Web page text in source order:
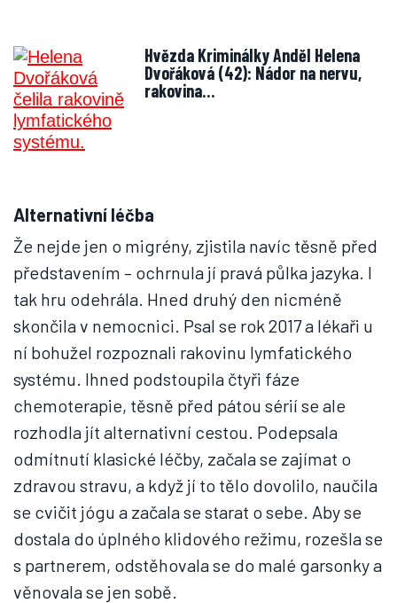
Hvězda Kriminálky Anděl Helena
Dvořáková (42): Nádor na nervu,
rakovina…
Alternativní léčba
Že nejde jen o migrény, zjistila navíc těsně před
představením – ochrnula jí pravá půlka jazyka. I
tak hru odehrála. Hned druhý den nicméně
skončila v nemocnici. Psal se rok 2017 a lékaři u
ní bohužel rozpoznali rakovinu lymfatického
systému. Ihned podstoupila čtyři fáze
chemoterapie, těsně před pátou sérií se ale
rozhodla jít alternativní cestou. Podepsala
odmítnutí klasické léčby, začala se zajímat o
zdravou stravu, a když jí to tělo dovolilo, naučila
se cvičit jógu a začala se starat o sebe. Aby se
dostala do úplného klidového režimu, rozešla se
s partnerem, odstěhovala se do malé garsonky a
věnovala se jen sobě.